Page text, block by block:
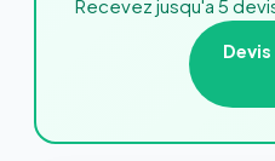
Recevez jusqu'a 5